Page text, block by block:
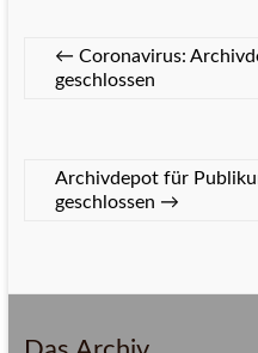
← Coronavirus:
geschlossen
Archivdepot für
geschlossen →